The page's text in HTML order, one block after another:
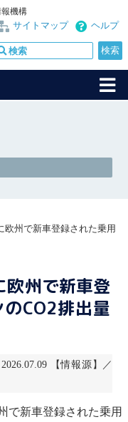
機構
ヘルプ
サイトマップ
欧州で新車登録された乗用
州で新車登
CO2排出量
【情報源】／
で新車登録された乗用